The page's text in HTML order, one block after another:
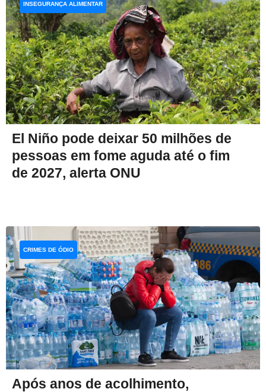
El Niño pode deixar 50 milhões de
pessoas em fome aguda até o fim
de 2027, alerta ONU
INSEGURANÇA ALIMENTAR
Após anos de acolhimento,
CRIMES DE ÓDIO